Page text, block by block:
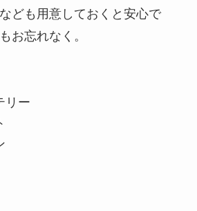
ども用意しておくと安心で
お忘れなく。
リー